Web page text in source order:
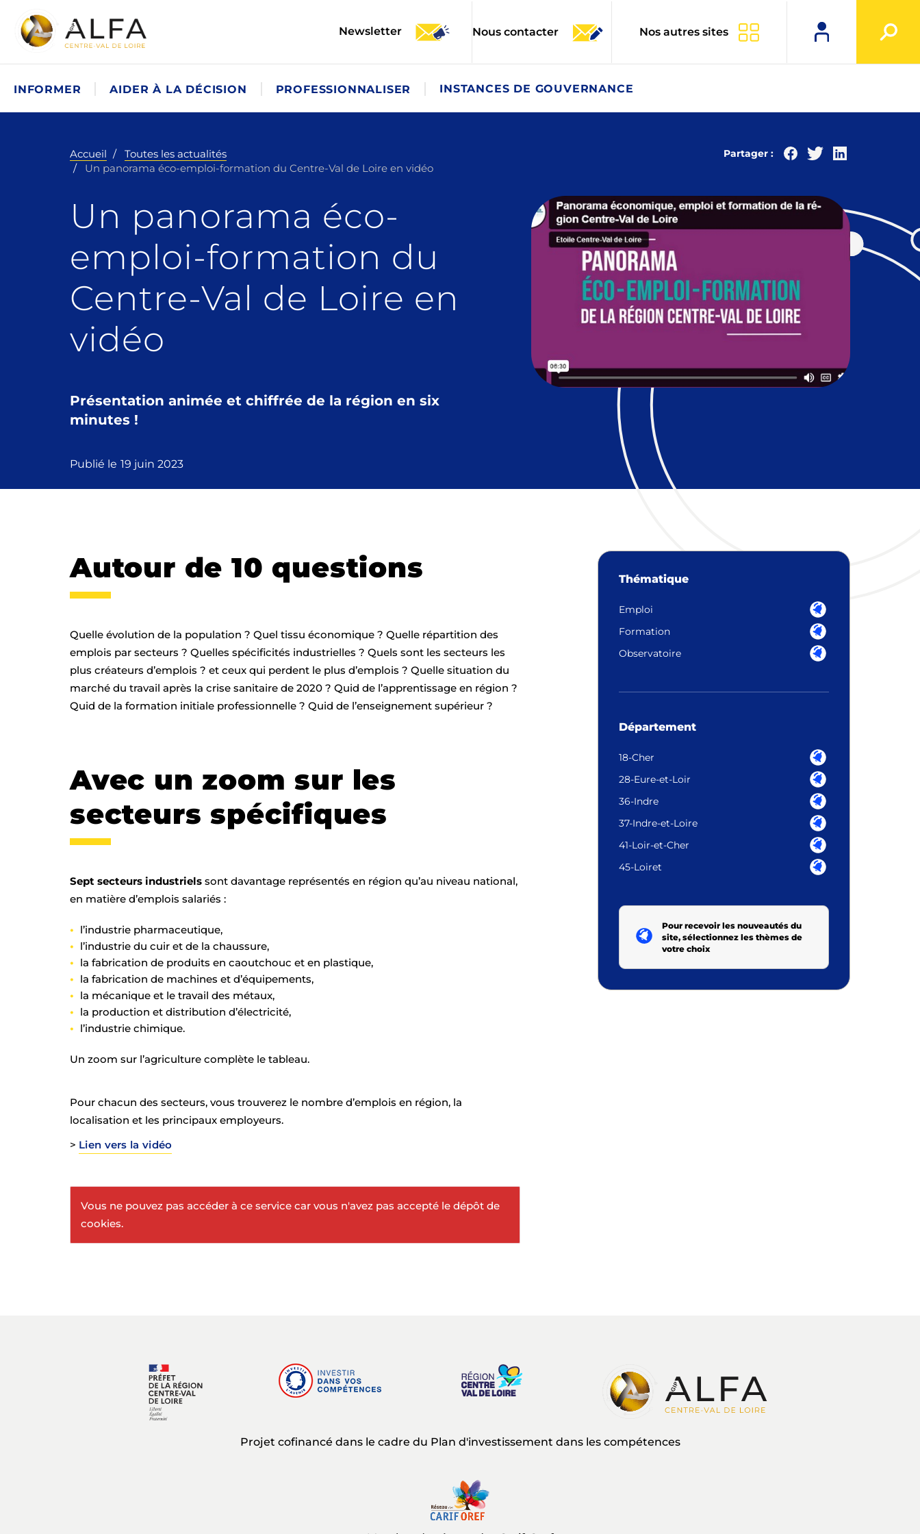
Newsletter Nous contacter Nos autres sites
INFORMER AIDER À LA DÉCISION PROFESSIONNALISER INSTANCES DE GOUVERNANCE
Accueil
Toutes les actualités
Un panorama éco-emploi-formation du Centre-Val de Loire en vidéo
Partager :
Un panorama éco-
emploi-formation du
Centre-Val de Loire en
vidéo
Présentation animée et chiffrée de la région en six
minutes !
Publié le 19 juin 2023
Autour de 10 questions
Quelle évolution de la population ? Quel tissu économique ? Quelle répartition des
emplois par secteurs ? Quelles spécificités industrielles ? Quels sont les secteurs les
plus créateurs d’emplois ? et ceux qui perdent le plus d’emplois ? Quelle situation du
marché du travail après la crise sanitaire de 2020 ? Quid de l’apprentissage en région ?
Quid de la formation initiale professionnelle ? Quid de l’enseignement supérieur ?
Avec un zoom sur les
secteurs spécifiques
Sept secteurs industriels sont davantage représentés en région qu’au niveau national,
en matière d’emplois salariés :
l’industrie pharmaceutique,
l’industrie du cuir et de la chaussure,
la fabrication de produits en caoutchouc et en plastique,
la fabrication de machines et d’équipements,
la mécanique et le travail des métaux,
la production et distribution d’électricité,
l’industrie chimique.
Un zoom sur l’agriculture complète le tableau.
Pour chacun des secteurs, vous trouverez le nombre d’emplois en région, la
localisation et les principaux employeurs.
> Lien vers la vidéo
Vous ne pouvez pas accéder à ce service car vous n'avez pas accepté le dépôt de
cookies.
Thématique
Emploi
Formation
Observatoire
Département
18-Cher
28-Eure-et-Loir
36-Indre
37-Indre-et-Loire
41-Loir-et-Cher
45-Loiret
Pour recevoir les nouveautés du
site, sélectionnez les thèmes de
votre choix
Projet cofinancé dans le cadre du Plan d'investissement dans les compétences